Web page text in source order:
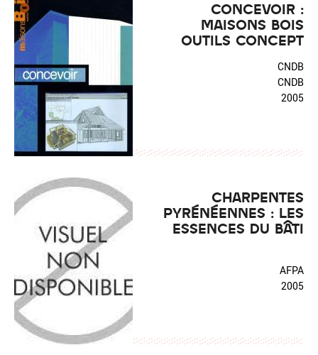
CONCEVOIR :
MAISONS BOIS
OUTILS CONCEPT
CNDB
CNDB
2005
CHARPENTES
PYRÉNÉENNES : LES
ESSENCES DU BÂTI
AFPA
2005